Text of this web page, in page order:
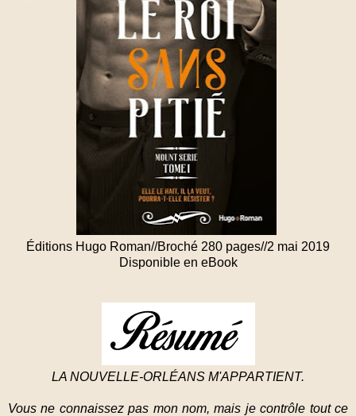
Éditions Hugo Roman//Broché 280 pages//2 mai 2019
Disponible en eBook
LA NOUVELLE-ORLÉANS M'APPARTIENT.
Vous ne connaissez pas mon nom, mais je contrôle tout ce